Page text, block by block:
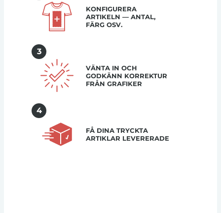
KONFIGURERA
ARTIKELN — ANTAL,
FÄRG OSV.
3
VÄNTA IN OCH
GODKÄNN KORREKTUR
FRÅN GRAFIKER
4
FÅ DINA TRYCKTA
ARTIKLAR LEVERERADE